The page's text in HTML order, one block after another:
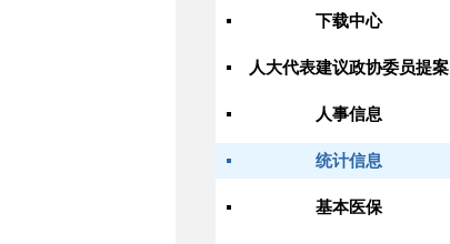
下载中心
人大代表建议政协委员提案
人事信息
统计信息
基本医保